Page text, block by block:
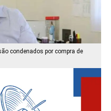
condenados por compra de